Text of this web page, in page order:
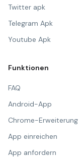
Twitter apk
Telegram Apk
Youtube Apk
Funktionen
FAQ
Android-App
Chrome-Erweiterung
App einreichen
App anfordern